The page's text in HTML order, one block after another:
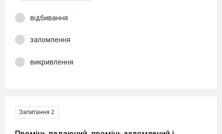
відбивання
заломлення
викривлення
Запитання 2